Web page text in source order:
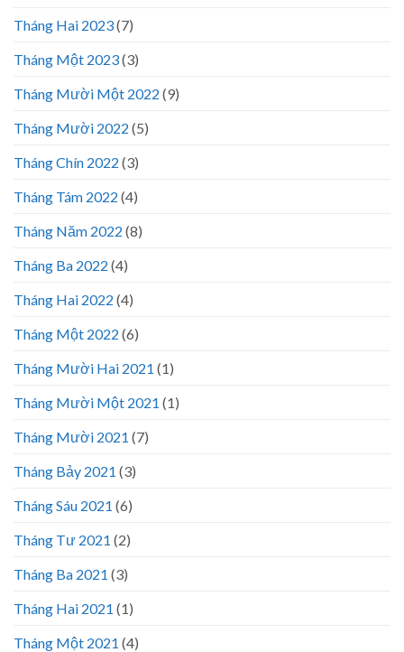
Tháng Hai 2023(7)
Tháng Một 2023(3)
Tháng Mười Một 2022 (9)
Tháng Mười 2022 (5)
Tháng Chín 2022 (3)
Tháng Tám 2022 (4)
Tháng Năm 2022 (8)
Tháng Ba 2022 (4)
Tháng Hai 2022 (4)
Tháng Một 2022 (6)
Tháng Mười Hai 2021 (1)
Tháng Mười Một 2021 (1)
Tháng Mười 2021 (7)
Tháng Bảy 2021 (3)
Tháng Sáu 2021 (6)
Tháng Tư 2021 (2)
Tháng Ba 2021 (3)
Tháng Hai 2021 (1)
Tháng Một 2021 (4)